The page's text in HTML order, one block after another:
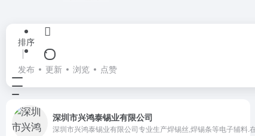
排序
发布 更新 浏览 点赞
深圳市兴鸿泰锡业有限公司
深圳市兴鸿泰锡业有限公司专业生产焊锡丝,焊锡条等电子辅料